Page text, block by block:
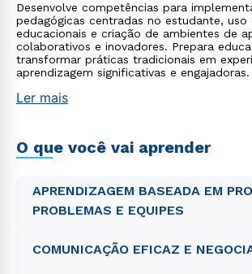
Desenvolve competências para
pedagógicas centradas no estudante, uso
educacionais e criação de ambientes de
colaborativos e inovadores. Prepara
transformar práticas tradicionais em
aprendizagem significativas e engajadoras.
Ler mais
O que você vai aprender
APRENDIZAGEM BASEADA EM
PROBLEMAS E EQUIPES
COMUNICAÇÃO EFICAZ E